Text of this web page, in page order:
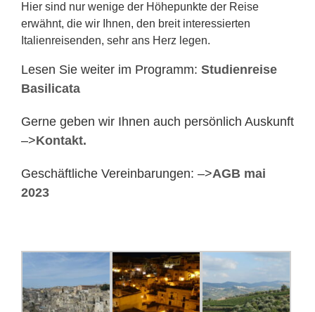
Hier sind nur wenige der Höhepunkte der Reise
erwähnt, die wir Ihnen, den breit interessierten
Italienreisenden, sehr ans Herz legen.
Lesen Sie weiter im Programm: Studienreise
Basilicata
Gerne geben wir Ihnen auch persönlich Auskunft
–>Kontakt.
Geschäftliche Vereinbarungen: –>AGB mai
2023